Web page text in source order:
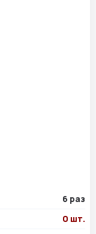
6 раз
0 шт.